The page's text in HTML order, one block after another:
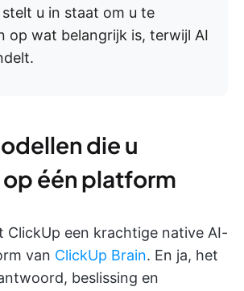
u in staat om u te
op wat belangrijk is, terwijl AI
die u
één platform
ClickUp een krachtige native AI-
van ClickUp Brain. En ja, het
beslissing en